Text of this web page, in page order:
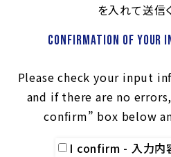
を入れて送信
Confirmation of your
Please check your input
and if there are no
confirm” box below
I confirm - 入力内